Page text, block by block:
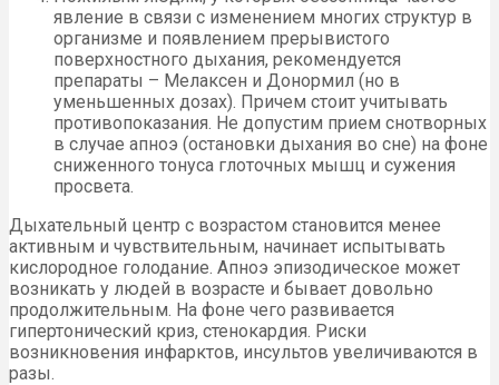
явление в связи с изменением многих структур в
организме и появлением прерывистого
поверхностного дыхания, рекомендуется
препараты – Мелаксен и Донормил (но в
уменьшенных дозах). Причем стоит учитывать
противопоказания. Не допустим прием снотворных
в случае апноэ (остановки дыхания во сне) на фоне
сниженного тонуса глоточных мышц и сужения
просвета.
Дыхательный центр с возрастом становится менее
активным и чувствительным, начинает испытывать
кислородное голодание. Апноэ эпизодическое может
возникать у людей в возрасте и бывает довольно
продолжительным. На фоне чего развивается
гипертонический криз, стенокардия. Риски
возникновения инфарктов, инсультов увеличиваются в
разы.